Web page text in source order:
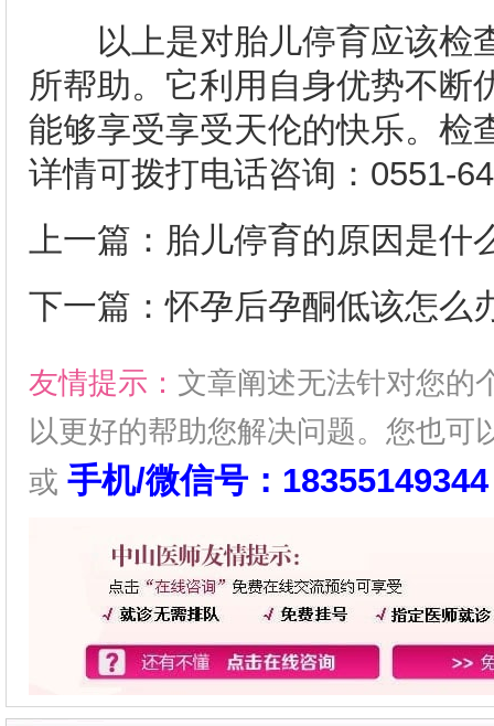
以上是对胎儿停育应该检
所帮助。它利用自身优势不断
能够享受享受天伦的快乐。检
详情可拨打电话咨询：0551-
上一篇： 胎儿停育的原因是什
下一篇：怀孕后孕酮低该怎么
友情提示： 文章阐述无法针对您的
以更好的帮助您解决问题。您也可
或 手机/微信号：18355149344